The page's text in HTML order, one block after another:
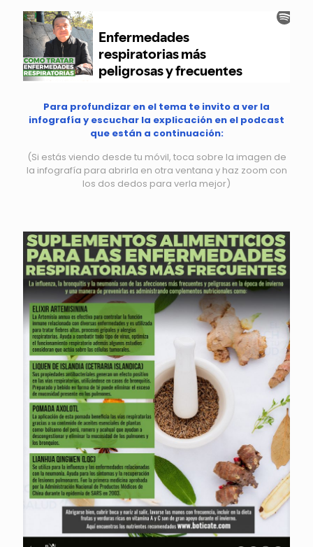
Para profundizar en el tema te invito a ver la
infografía y escuchar la explicación en el podcast
que están a continuación:
(Si estás viendo desde tu móvil, toca sobre la imagen de
la infografía para abrirla en otra ventana y haz zoom con
los dos dedos para verla mejor)